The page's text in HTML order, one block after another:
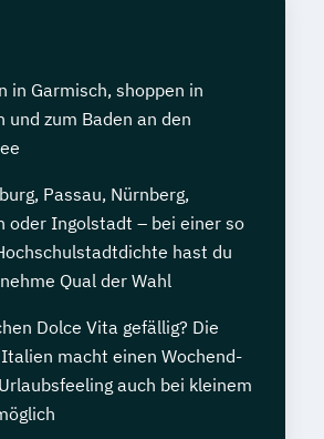
in Garmisch, shoppen in
und zum Baden an den
Passau, Nürnberg,
oder Ingolstadt – bei einer so
hast du
Qual der Wahl
Dolce Vita gefällig? Die
Italien macht einen Wochend-
auch bei kleinem